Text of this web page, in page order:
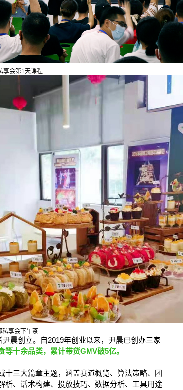
享会第1天课程
享会下午茶
晨创立。自2019年创业以来，尹晨已创办三家
十余品类，累计带货GMV破5亿。
三大篇章主题，涵盖赛道概览、算法策略、团
析、话术构建、投放技巧、数据分析、工具用途